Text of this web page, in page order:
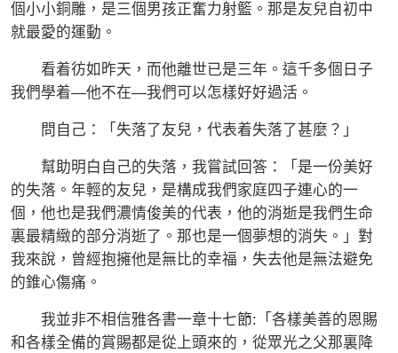
個小小銅雕，是三個男孩正奮力射籃。那是友兒自初中
就最愛的運動。
看着彷如昨天，而他離世已是三年。這千多個日子
我們學着—他不在—我們可以怎樣好好過活。
問自己：「失落了友兒，代表着失落了甚麼？」
幫助明白自己的失落，我嘗試回答：「是一份美好
的失落。年輕的友兒，是構成我們家庭四子連心的一
個，他也是我們濃情俊美的代表，他的消逝是我們生命
裏最精緻的部分消逝了。那也是一個夢想的消失。」對
我來說，曾經抱擁他是無比的幸福，失去他是無法避免
的錐心傷痛。
我並非不相信雅各書一章十七節:「各樣美善的恩賜
和各樣全備的賞賜都是從上頭來的，從眾光之父那裏降